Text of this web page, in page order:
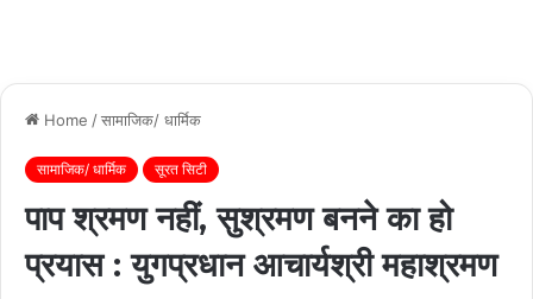
Home /सामाजिक/ धार्मिक
सामाजिक/ धार्मिक सूरत सिटी
पाप श्रमण नहीं, सुश्रमण बनने का हो
प्रयास : युगप्रधान आचार्यश्री महाश्रमण